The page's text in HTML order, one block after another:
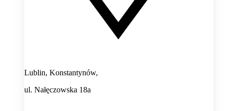
Lublin, Konstantynów,
ul. Nałęczowska 18a